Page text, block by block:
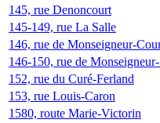
145, rue Denoncourt
145-149, rue La Salle
146, rue de Monseigneur-
146-150, rue de
152, rue du Curé-Ferland
153, rue Louis-Caron
1580, route Marie-Victorin